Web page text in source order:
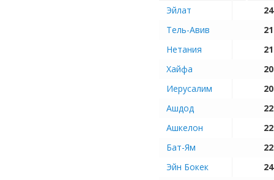
Эйлат
Тель-Авив
Нетания
Хайфа
Иерусалим
Ашдод
Ашкелон
Бат-Ям
Эйн Бокек